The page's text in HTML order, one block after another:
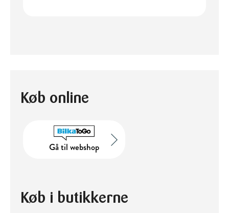
Køb online
Gå til webshop
Køb i butikkerne